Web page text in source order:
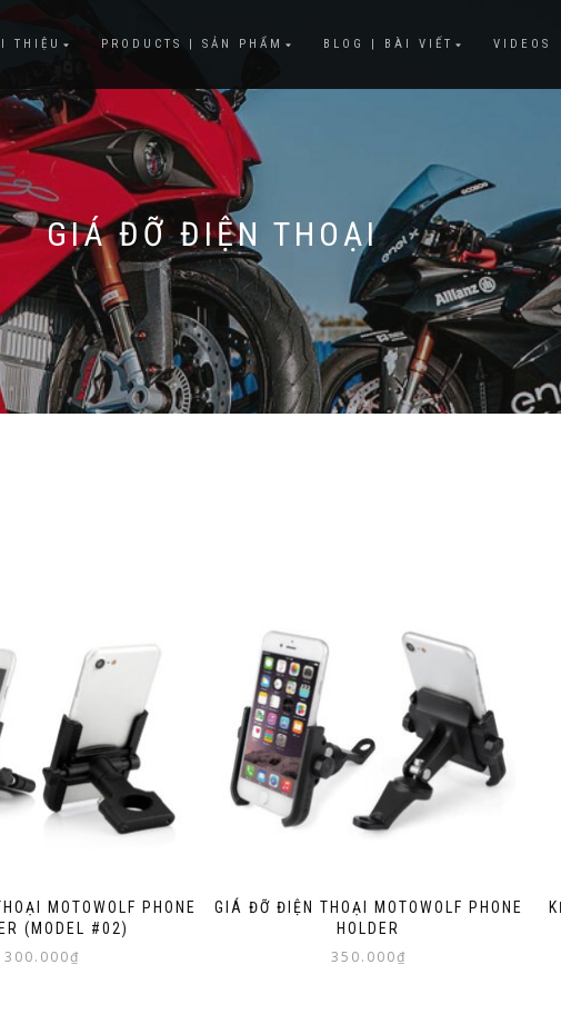
THIỆU PRODUCTS | SẢN PHẨM BLOG | BÀI VIẾT VIDEOS
GIÁ ĐỠ ĐIỆN THOẠI
MOTOWOLF PHONE
(MODEL #02)
300.000₫
GIÁ ĐỠ ĐIỆN THOẠI MOTOWOLF PHONE
HOLDER
350.000₫